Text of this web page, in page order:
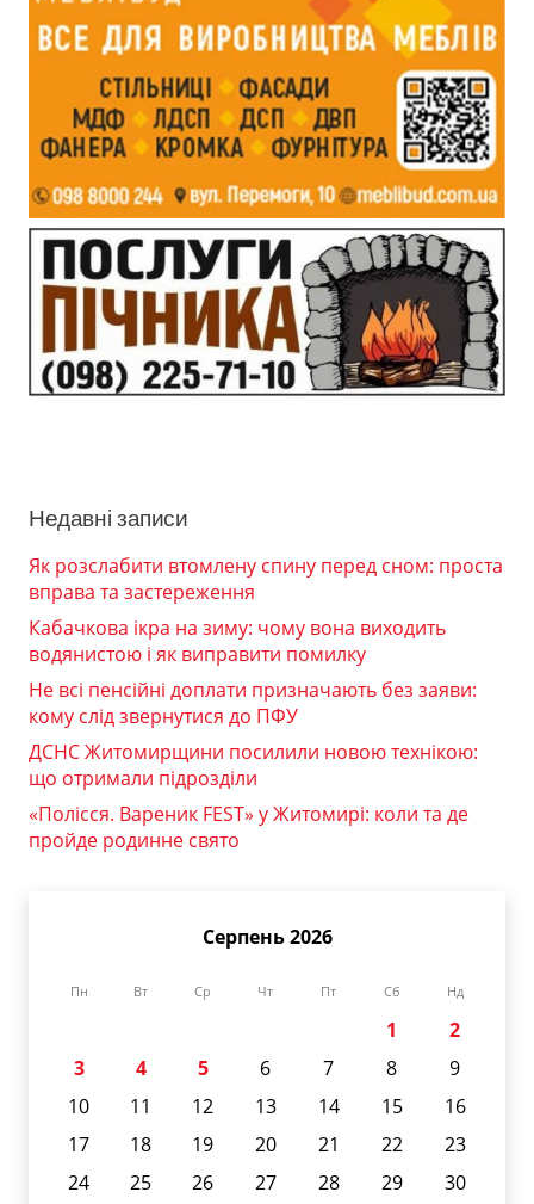
Недавні записи
Як розслабити втомлену спину перед сном: проста
вправа та застереження
Кабачкова ікра на зиму: чому вона виходить
водянистою і як виправити помилку
Не всі пенсійні доплати призначають без заяви:
кому слід звернутися до ПФУ
ДСНС Житомирщини посилили новою технікою:
що отримали підрозділи
«Полісся. Вареник FEST» у Житомирі: коли та де
пройде родинне свято
Серпень 2026
Пн Вт Ср Чт Пт Сб Нд
1
2
3
4 5 6 7 8
9
10
11 12 13 14 15
16
17
18 19 20 21 22
23
24
25 26 27 28 29
30